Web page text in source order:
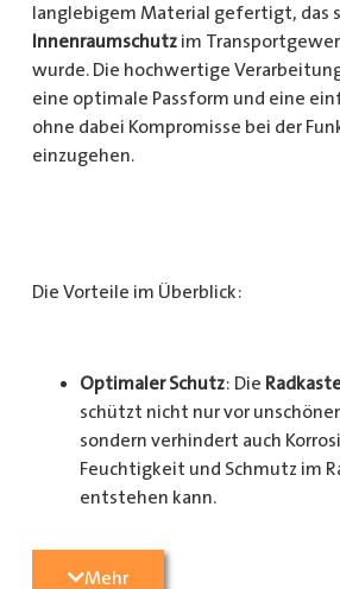
langlebigem Material gefertigt, das
Innenraumschutzim
wurde. Die hochwertige
eine optimale Passform und eine
ohne dabei Kompromisse bei der
einzugehen.
Die Vorteile im Überblick:
Optimaler Schutz: Die
schützt nicht nur vor
sondern verhindert auch
Feuchtigkeit und Schmutz im
entstehen kann.
Langlebigkeit
Mehr